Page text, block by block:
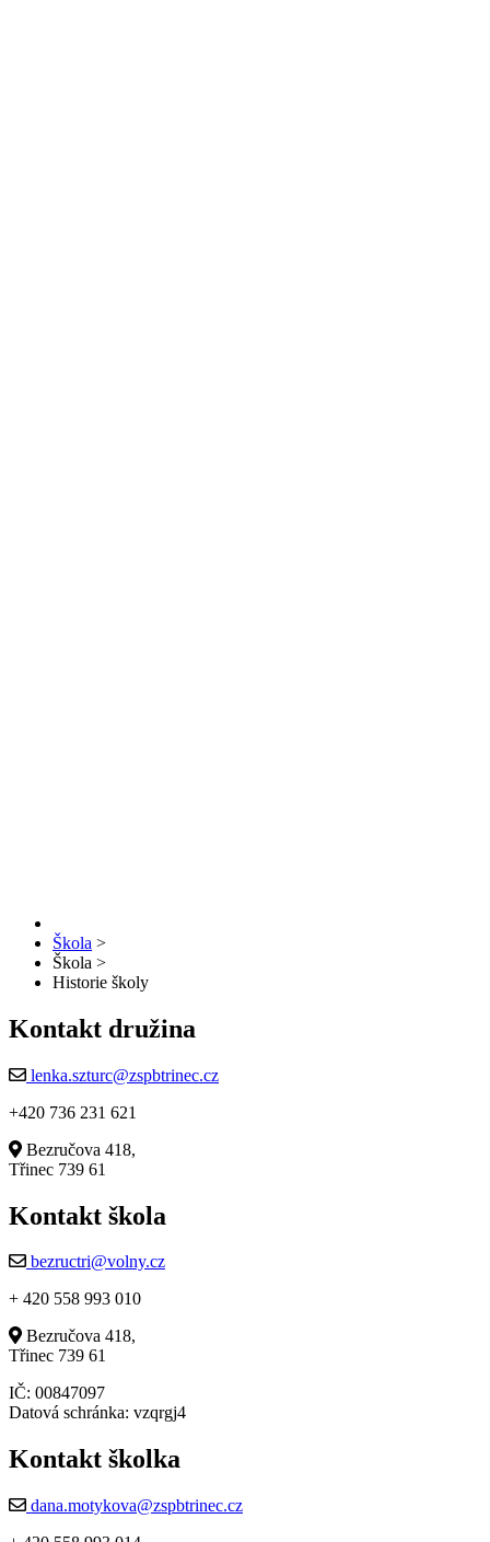
Škola >
Škola >
Historie školy
Kontakt družina
lenka.szturc@zspbtrinec.cz
+420 736 231 621
Bezručova 418,
Třinec 739 61
Kontakt škola
bezructri@volny.cz
+ 420 558 993 010
Bezručova 418,
Třinec 739 61
IČ: 00847097
Datová schránka: vzqrgj4
Kontakt školka
dana.motykova@zspbtrinec.cz